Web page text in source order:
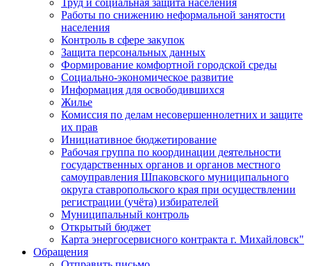
Труд и социальная защита населения
Работы по снижению неформальной занятости
населения
Контроль в сфере закупок
Защита персональных данных
Формирование комфортной городской среды
Социально-экономическое развитие
Информация для освободившихся
Жилье
Комиссия по делам несовершеннолетних и защите
их прав
Инициативное бюджетирование
Рабочая группа по координации деятельности
государственных органов и органов местного
самоуправления Шпаковского муниципального
округа ставропольского края при осуществлении
регистрации (учёта) избирателей
Муниципальный контроль
Открытый бюджет
Карта энергосервисного контракта г. Михайловск"
Обращения